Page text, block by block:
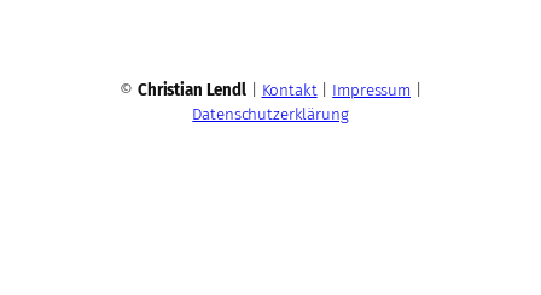
© Christian Lendl| Kontakt| Impressum
Datenschutzerklärung